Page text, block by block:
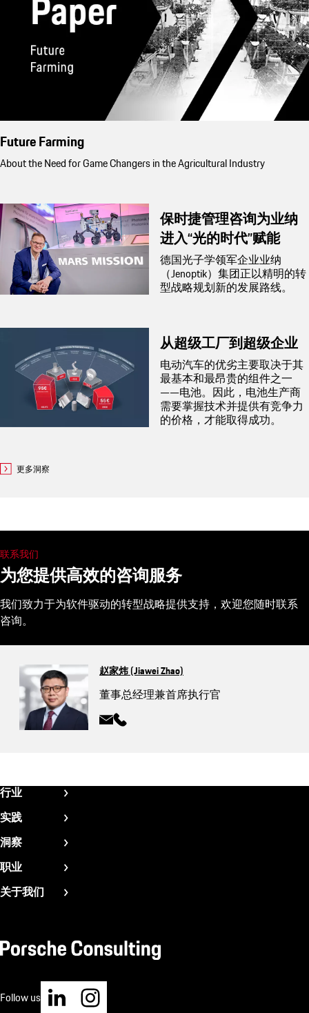
Future Farming
About the Need for Game Changers in the Agricultural Industry
保时捷管理咨询为业纳
进入“光的时代”赋能
德国光子学领军企业业纳
（Jenoptik）集团正以精明的转
型战略规划新的发展路线。
从超级工厂到超级企业
电动汽车的优劣主要取决于其
最基本和最昂贵的组件之一
——电池。因此，电池生产商
需要掌握技术并提供有竞争力
的价格，才能取得成功。
更多洞察
联系我们
为您提供高效的咨询服务
我们致力于为软件驱动的转型战略提供支持，欢迎您随时联系
咨询。
赵家炜 (Jiawei Zhao)
董事总经理兼首席执行官
Fußzeile
CN
行业
航空航天
汽车
建筑
消费品
能源
运输
实践
战略与组织
技术与发展
运营管理
洞察
新闻与最新趋势
白皮书
职业
加入我们
资深职员
关于我们
我们的管理层
保时捷管理咨询的地点
Follow us